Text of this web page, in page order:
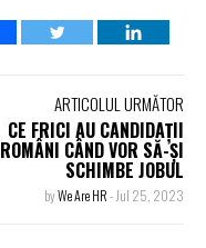
ARTICOLUL URMĂTOR
CE FRICI AU CANDIDAȚII
ROMÂNI CÂND VOR SĂ-ȘI
SCHIMBE JOBUL
byWe Are HR-Jul 25, 2023